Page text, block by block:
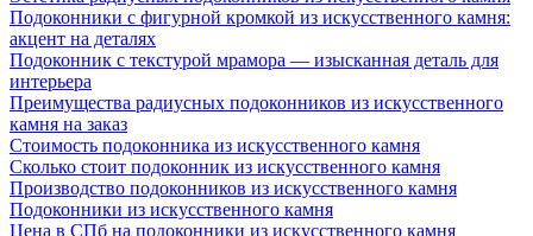
Подоконники с фигурной кромкой из искусственного камня:
акцент на деталях
Подоконник с текстурой мрамора — изысканная деталь для
интерьера
Преимущества радиусных подоконников из искусственного
камня на заказ
Стоимость подоконника из искусственного камня
Сколько стоит подоконник из искусственного камня
Производство подоконников из искусственного камня
Подоконники из искусственного камня
Цена в СПб на подоконники из искусственного камня